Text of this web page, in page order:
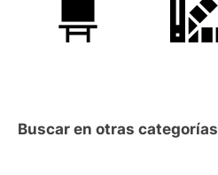
Buscar en otras categorías